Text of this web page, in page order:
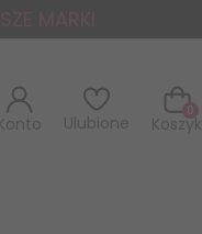
MARKI
Ulubione Koszyk
0